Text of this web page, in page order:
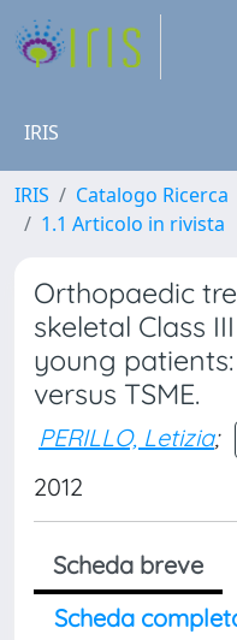
IRIS
IRIS Catalogo Ricerca
1.1 Articolo in rivista
Orthopaedic
skeletal Class
young
versus TSME.
PERILLO, Letizia;
2012
Scheda breve
Scheda